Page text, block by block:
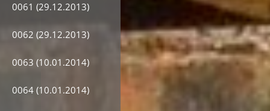
0061 (29.12.2013)
0062 (29.12.2013)
0063 (10.01.2014)
0064 (10.01.2014)